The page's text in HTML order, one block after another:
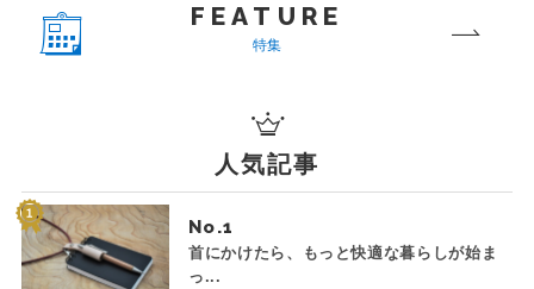
FEATURE
特集
人気記事
No.
首にかけたら、もっと快適な暮らしが始ま
っ...